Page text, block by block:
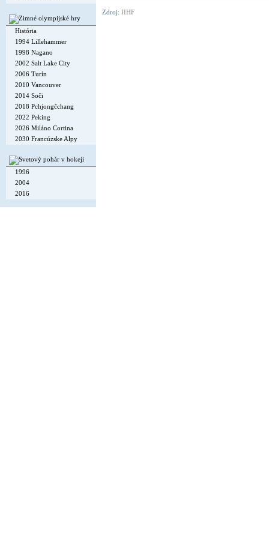
História
1994 Lillehammer
1998 Nagano
2002 Salt Lake City
2006 Turín
2010 Vancouver
2014 Soči
2018 Pchjongčchang
2022 Peking
2026 Miláno Cortina
2030 Francúzske Alpy
1996
2004
2016
Zdroj: IIHF